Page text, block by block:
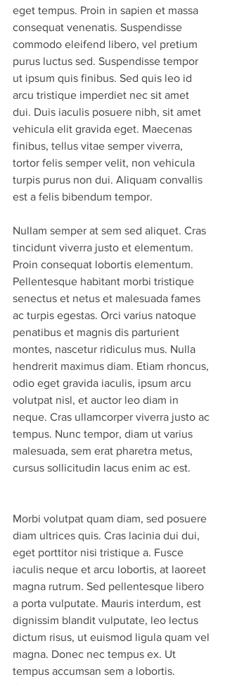
eget tempus. Proin in sapien et massa
consequat venenatis. Suspendisse
commodo eleifend libero, vel pretium
purus luctus sed. Suspendisse tempor
ut ipsum quis finibus. Sed quis leo id
arcu tristique imperdiet nec sit amet
dui. Duis iaculis posuere nibh, sit amet
vehicula elit gravida eget. Maecenas
finibus, tellus vitae semper viverra,
tortor felis semper velit, non vehicula
turpis purus non dui. Aliquam convallis
est a felis bibendum tempor.
Nullam semper at sem sed aliquet. Cras
tincidunt viverra justo et elementum.
Proin consequat lobortis elementum.
Pellentesque habitant morbi tristique
senectus et netus et malesuada fames
ac turpis egestas. Orci varius natoque
penatibus et magnis dis parturient
montes, nascetur ridiculus mus. Nulla
hendrerit maximus diam. Etiam rhoncus,
odio eget gravida iaculis, ipsum arcu
volutpat nisl, et auctor leo diam in
neque. Cras ullamcorper viverra justo ac
tempus. Nunc tempor, diam ut varius
malesuada, sem erat pharetra metus,
cursus sollicitudin lacus enim ac est.
Morbi volutpat quam diam, sed posuere
diam ultrices quis. Cras lacinia dui dui,
eget porttitor nisi tristique a. Fusce
iaculis neque et arcu lobortis, at laoreet
magna rutrum. Sed pellentesque libero
a porta vulputate. Mauris interdum, est
dignissim blandit vulputate, leo lectus
dictum risus, ut euismod ligula quam vel
magna. Donec nec tempus ex. Ut
tempus accumsan sem a lobortis.